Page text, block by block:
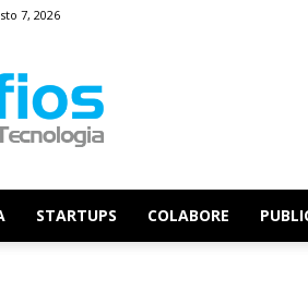
7, 2026
STARTUPS COLABORE